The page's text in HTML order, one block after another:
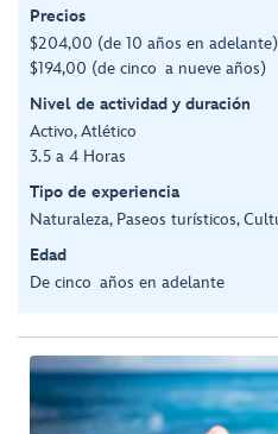
Precios
$204,00 (de 10 años en adelante)
$194,00 (de cinco a nueve años)
Nivel de actividad y duración
Activo, Atlético
3.5 a 4 Horas
Tipo de experiencia
Naturaleza, Paseos turísticos,
Edad
De cinco años en adelante